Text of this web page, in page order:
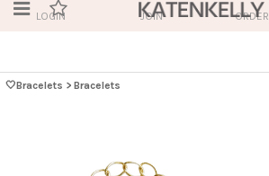
LOGIN JOIN ORDER
🤍Bracelets > Bracelets